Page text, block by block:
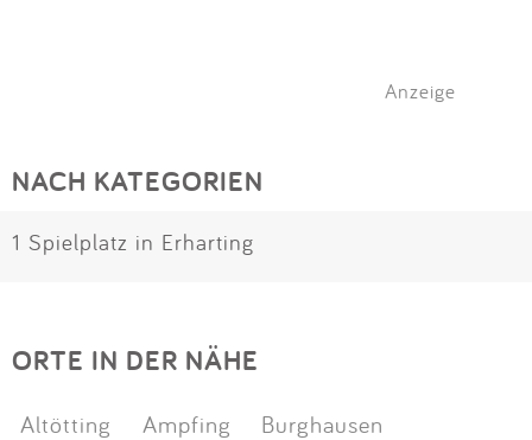
Anzeige
NACH KATEGORIEN
1 Spielplatz in Erharting
ORTE IN DER NÄHE
Altötting Ampfing Burghausen